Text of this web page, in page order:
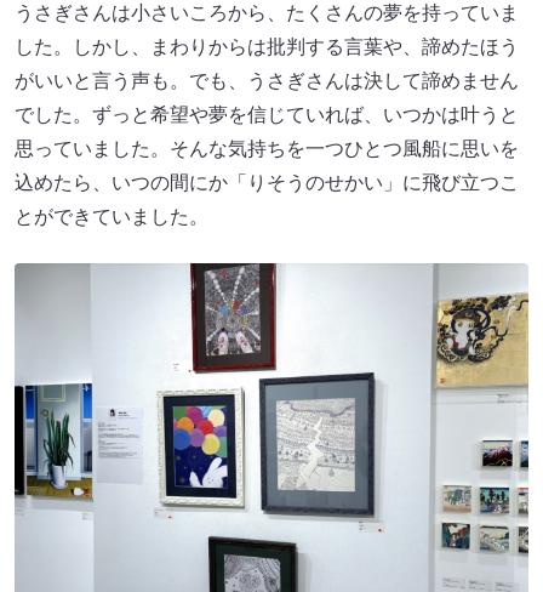
うさぎさんは小さいころから、たくさんの夢を持っていま
した。しかし、まわりからは批判する言葉や、諦めたほう
がいいと言う声も。でも、うさぎさんは決して諦めません
でした。ずっと希望や夢を信じていれば、いつかは叶うと
思っていました。そんな気持ちを一つひとつ風船に思いを
込めたら、いつの間にか「りそうのせかい」に飛び立つこ
とができていました。